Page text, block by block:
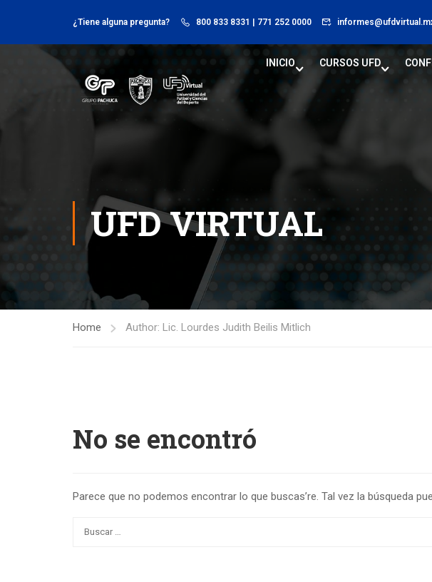
¿Tiene alguna pregunta? 800 833 8331 | 771 252 0000
INICIO CURSOS UFD
UFD VIRTUAL
Home Author: Lic. Lourdes Judith Beilis Mitlich
No se encontró
Parece que no podemos encontrar lo que buscas’re. Tal vez la búsqueda